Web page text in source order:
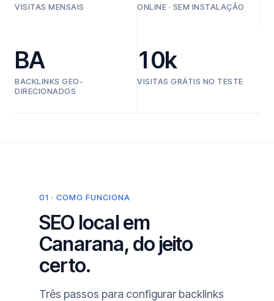
VISITAS MENSAIS ONLINE · SEM INSTALAÇÃO
BA
BACKLINKS GEO-
DIRECIONADOS
10k
VISITAS GRÁTIS NO TESTE
01 · COMO FUNCIONA
SEO local em
Canarana, do jeito
certo.
Três passos para configurar backlinks